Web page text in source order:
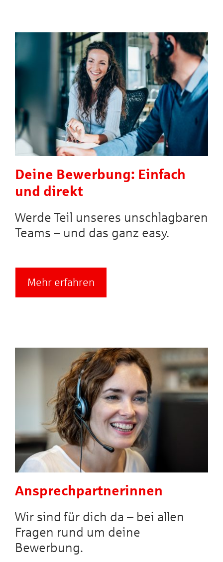
Deine Bewerbung: Einfach
und direkt
Werde Teil unseres unschlagbaren
Teams – und das ganz easy.
Mehr erfahren
Ansprechpartnerinnen
Wir sind für dich da – bei allen
Fragen rund um deine
Bewerbung.